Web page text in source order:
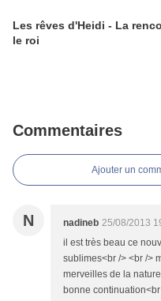
Les rêves d'Heidi - La
le roi
Commentaires
Ajouter un
N nadineb 25/08/2013
il est très beau ce
sublimes<br /> <br />
merveilles de la
bonne